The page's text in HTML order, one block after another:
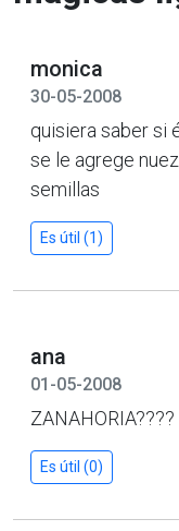
monica
30-05-2008
quisiera saber si
se le agrege
semillas
Es útil (1)
ana
01-05-2008
Es útil (0)